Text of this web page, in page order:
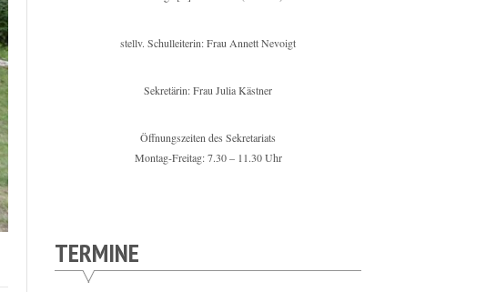
stellv. Schulleiterin: Frau Annett Nevoigt
Sekretärin: Frau Julia Kästner
Öffnungszeiten des Sekretariats
Montag-Freitag: 7.30 – 11.30 Uhr
TERMINE